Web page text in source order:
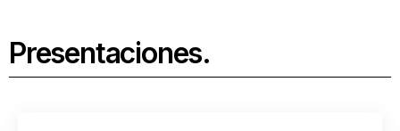
Presentaciones.